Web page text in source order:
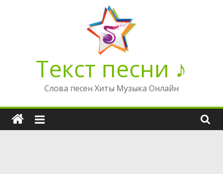
Текст песни ♪
Слова песен Хиты Музыка Онлайн